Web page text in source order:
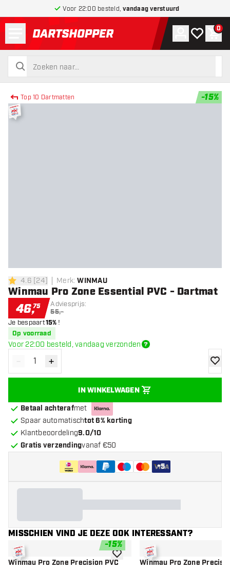
Voor 22:00 besteld,vandaag verstuurd
terug naar home pagina
zoeken
zoeken
Account
Mijn 0
Top 10 Dartmatten -15%
4.6 score sterren
4.6 [24] Merk: WINMAU
Winmau Pro Zone Essential PVC - Dartmat
46,75 Adviesprijs:
55,-
Je bespaart15% !
Op voorraad
Voor 22:00 besteld, vandaag verzonden
Verminder hoeveelheid
- Verhoog hoeveelheid
+
IN WINKELWAGEN
Betaal achterafmet
Spaar automatischtot 6% korting
Klantbeoordeling9.0/10
Gratis verzendingvanaf €50
+5
MISSCHIEN VIND JE DEZE OOK INTERESSANT?
-15%
Winmau Pro Zone Precision PVCtoevoegen aan verlanglijst
Winmau Pro Zone